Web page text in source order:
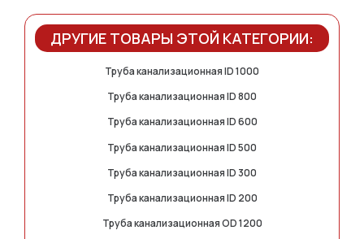
ДРУГИЕ ТОВАРЫ ЭТОЙ КАТЕГОРИИ:
Труба канализационная ID 1000
Труба канализационная ID 800
Труба канализационная ID 600
Труба канализационная ID 500
Труба канализационная ID 300
Труба канализационная ID 200
Труба канализационная OD 1200